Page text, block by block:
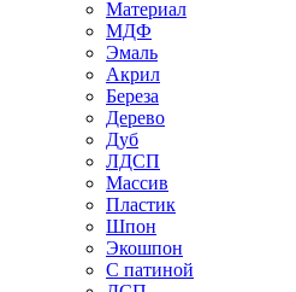
Материал
МДФ
Эмаль
Акрил
Береза
Дерево
Дуб
ЛДСП
Массив
Пластик
Шпон
Экошпон
С патиной